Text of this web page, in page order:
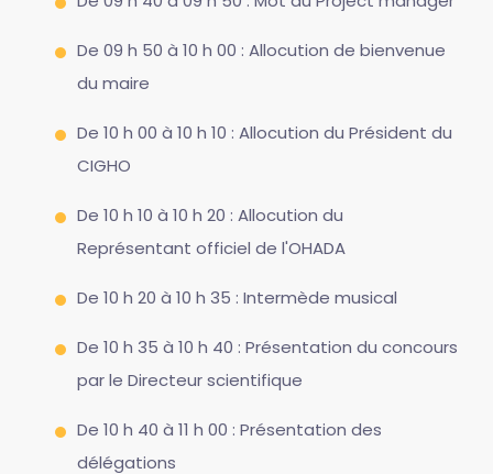
De 09 h 50 à 10 h 00 : Allocution de bienvenue
du maire
De 10 h 00 à 10 h 10 : Allocution du Président du
CIGHO
De 10 h 10 à 10 h 20 : Allocution du
Représentant officiel de l'OHADA
De 10 h 20 à 10 h 35 : Intermède musical
De 10 h 35 à 10 h 40 : Présentation du concours
par le Directeur scientifique
De 10 h 40 à 11 h 00 : Présentation des
délégations